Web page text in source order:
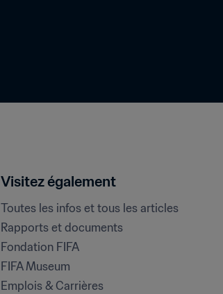
Visitez également
Toutes les infos et tous les articles
Rapports et documents
Fondation FIFA
FIFA Museum
Emplois & Carrières